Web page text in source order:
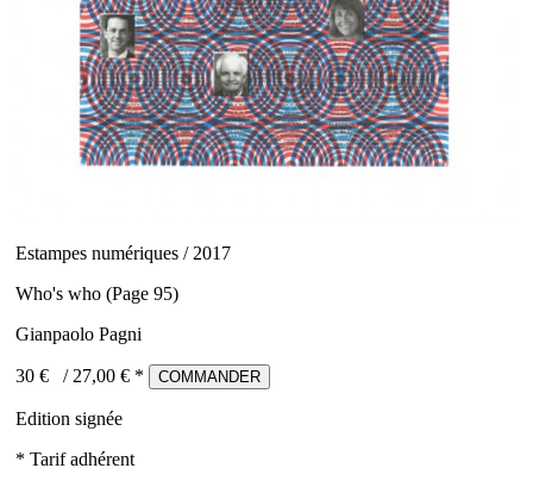
Estampes numériques / 2017
Who's who (Page 95)
Gianpaolo Pagni
30 € / 27,00 € * COMMANDER
Edition signée
* Tarif adhérent